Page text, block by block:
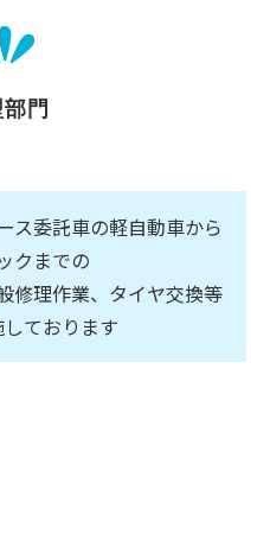
門
ス委託車の軽自動車から
クまでの
修理作業、タイヤ交換等
ております